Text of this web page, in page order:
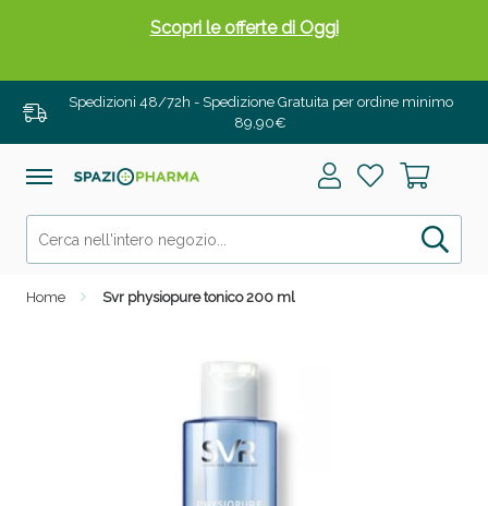
Spedizioni 48/72h - Spedizione Gratuita per ordine minimo
89,90€
Home Svr physiopure tonico 200 ml
Scopri le offerte di Oggi
Drenanti e Pancia Piatta: Sconti fino al 55% validi
solo per OGGI!